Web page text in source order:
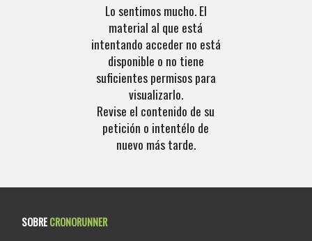
Lo sentimos mucho. El
material al que está
intentando acceder no está
disponible o no tiene
suficientes permisos para
visualizarlo.
Revise el contenido de su
petición o intentélo de
nuevo más tarde.
SOBRECRONORUNNER